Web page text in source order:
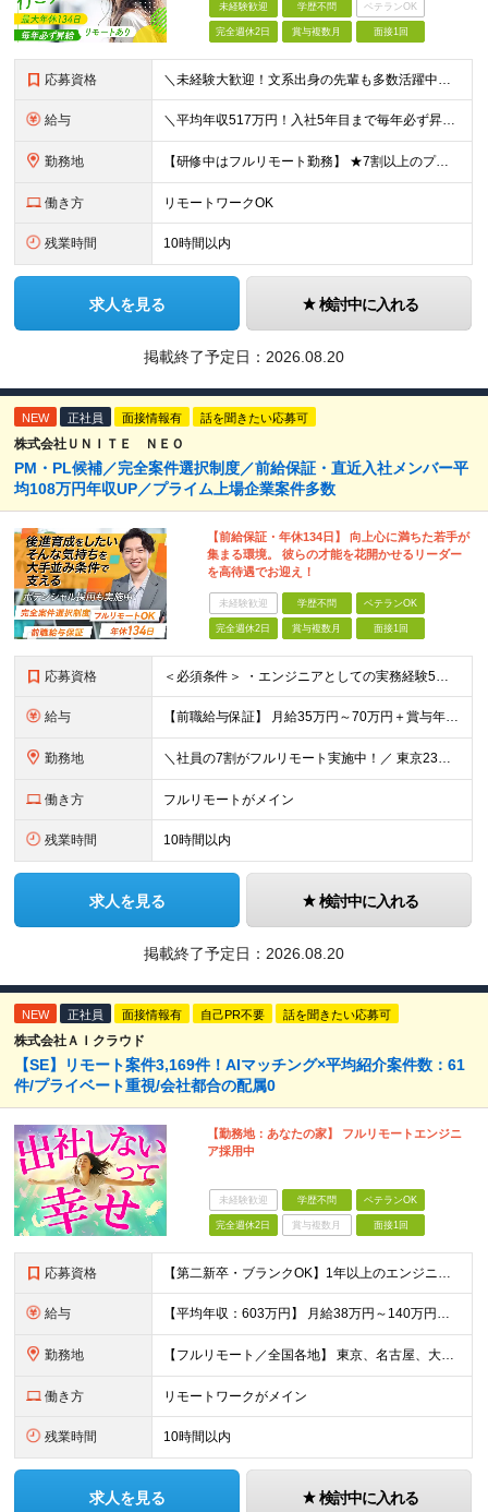
未経験歓迎 学歴不問 ベテランOK
完全週休2日 賞与複数月 面接1回
応募資格 ＼未経験大歓迎！文系出身の先輩も多数活躍中／ ◆PCスキルに自信のない方も歓迎 ◆完全未経験OK ◆社会人デビューもOK ◆学歴不問 ＊*こんなアナタにオススメです*＊ ◇事務職に興味があるが、給与
給与 ＼平均年収517万円！入社5年目まで毎年必ず昇給／ ■賞与年3回 ■年収800万円以上も可 ■入社3年以上の平均年収469.2万円 月給23万2000円以上＋賞与年3回＋各種手当 ☆入社5年目まで最
勤務地 【研修中はフルリモート勤務】 ★7割以上のプロジェクトでリモートワークを導入 ★一都三県のプロジェクト先 ★転居を伴う転勤なし ＜プロジェクト先＞ 東京・神奈川・千葉・埼玉でのプロジェクト先にて勤務
働き方 リモートワークOK
残業時間 10時間以内
求人を見る 検討中に入れる
掲載終了予定日： 2026.08.20
NEW 正社員 面接情報有 話を聞きたい応募可
株式会社ＵＮＩＴＥ ＮＥＯ
PM・PL候補／完全案件選択制度／前給保証・直近入社メンバー平
均108万円年収UP／プライム上場企業案件多数
【前給保証・年休134日】 向上心に満ちた若手が
集まる環境。 彼らの才能を花開かせるリーダー
を高待遇でお迎え！
未経験歓迎 学歴不問 ベテランOK
完全週休2日 賞与複数月 面接1回
応募資格 ＜必須条件＞ ・エンジニアとしての実務経験5年以上 ＜尚可条件＞ ・PM、PL経験 ・後輩指導やチームリーダーなど、何らかのリード経験 ※リーダー未経験の方のご応募も大歓迎です！ポテンシャル採用を
給与 【前職給与保証】 月給35万円～70万円＋賞与年2回＋各種手当 ※前職の給与・スキル・経験を考慮の上、決定いたします。 ※月給には固定残業代（月30時間分／5万円～10万円）を含みます。超過分は別途
勤務地 ＼社員の7割がフルリモート実施中！／ 東京23区内など1都3県を中心としたプロジェクト先での勤務となります。 ※勤務地は希望を考慮します ≪本社≫ 東京都渋谷区恵比寿南1丁目3番7号 隅越ビル5階
働き方 フルリモートがメイン
残業時間 10時間以内
求人を見る 検討中に入れる
掲載終了予定日： 2026.08.20
NEW 正社員 面接情報有 自己PR不要 話を聞きたい応募可
株式会社ＡＩクラウド
【SE】リモート案件3,169件！AIマッチング×平均紹介案件数：61
件/プライベート重視/会社都合の配属0
【勤務地：あなたの家】 フルリモートエンジニ
ア採用中
未経験歓迎 学歴不問 ベテランOK
完全週休2日 賞与複数月 面接1回
応募資格 【第二新卒・ブランクOK】1年以上のエンジニア経験がある方(開発・インフラ・工程・言語一切不問） 文理・学歴不問 【歓迎条件】 ◆AI・クラウド案件に参画したい方 ◆下流工程から上流工程へステップア
給与 【平均年収：603万円】 月給38万円～140万円＋諸手当（経験者） 【平均年収603万円】 ※案件の契約内容や昇給額などはすべて開示します。 ※経験や能力を考慮し決定します。 ※月給には固定残業
勤務地 【フルリモート／全国各地】 東京、名古屋、大阪、福岡を中心とした全国のプロジェクトにアサイン。 ※プロジェクトは完全選択制です。 ※フルリモート、ハイブリッド型、常駐案件から自由に選択可能です。 ※転
働き方 リモートワークがメイン
残業時間 10時間以内
求人を見る 検討中に入れる